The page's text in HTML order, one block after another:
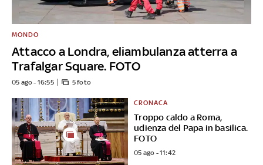
Attacco a Londra, eliambulanza atterra a
Trafalgar Square. FOTO
MONDO
05 ago - 16:55 5 foto
Troppo caldo a Roma,
udienza del Papa in basilica.
FOTO
CRONACA
05 ago - 11:42